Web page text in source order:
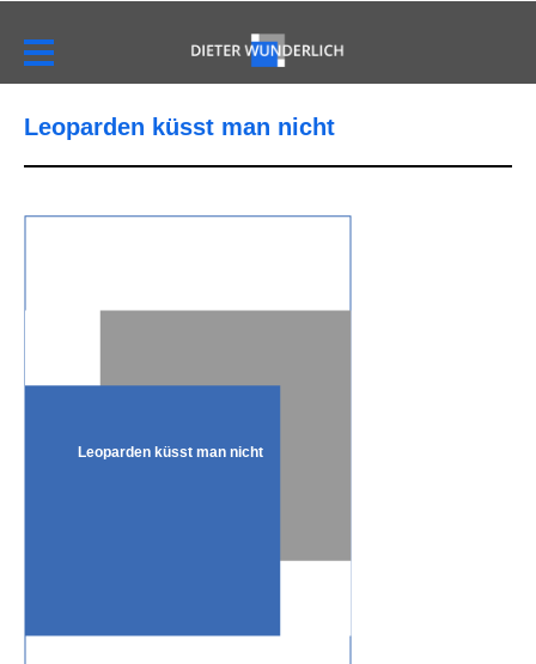
Leoparden küsst man nicht
Leoparden küsst man nicht